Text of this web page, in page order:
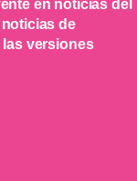
en noticias del
de
las versiones